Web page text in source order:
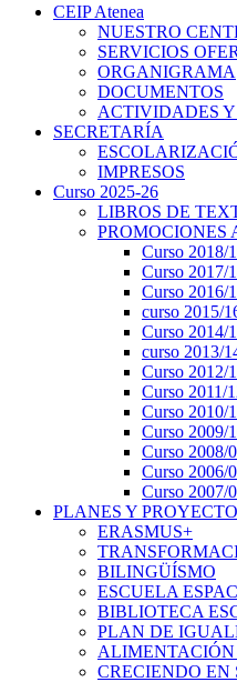
CEIP Atenea
NUESTRO
SERVICIOS
ORGANIGRAMA
DOCUMENTOS
ACTIVIDADES
SECRETARÍA
IMPRESOS
Curso 2025-26
LIBROS DE
PROMOCIONES
Curso 2018/
Curso 2017/
Curso 2016/
curso 2015/
Curso 2014/
curso 2013/
Curso 2012/
Curso 2011/
Curso 2010/
Curso 2009/
Curso 2008/
Curso 2006/
Curso 2007/
PLANES Y
ERASMUS+
BILINGÜÍSMO
ESCUELA
BIBLIOTECA
PLAN DE
CRECIENDO EN